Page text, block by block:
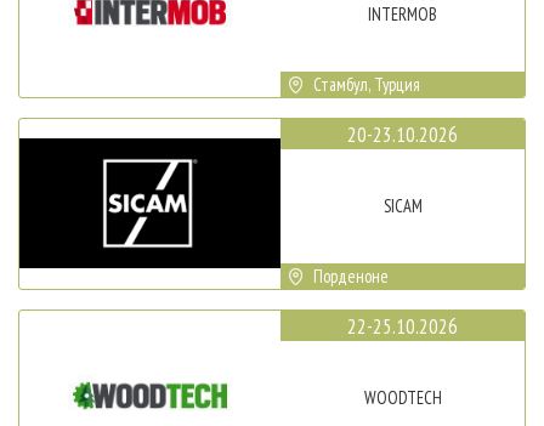
INTERMOB
Стамбул, Турция
20-23.10.2026
SICAM
Порденоне
22-25.10.2026
WOODTECH